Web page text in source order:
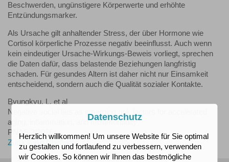
Beschwerden, ungünstigere Körperwerte und erhöhte
Entzündungsmarker.
Als Ursache gilt anhaltender Stress, der über Hormone wie
Cortisol körperliche Prozesse negativ beeinflusst. Auch wenn
kein eindeutiger Ursache-Wirkungs-Beweis vorliegt, sprechen
die Daten dafür, dass belastende Beziehungen langfristig
schaden. Für gesundes Altern ist daher nicht nur Einsamkeit
entscheidend, sondern auch die Qualität sozialer Kontakte.
Byungkyu, L. et al
Negative social ties as emerging risk factors for accelerated
aging, inflammation, and multimorbidity
PNAS 2/2026
Zurück zur Übersicht
Datenschutz
Herzlich willkommen! Um unsere Website für Sie optimal
zu gestalten und fortlaufend zu verbessern, verwenden
wir Cookies. So können wir Ihnen das bestmögliche